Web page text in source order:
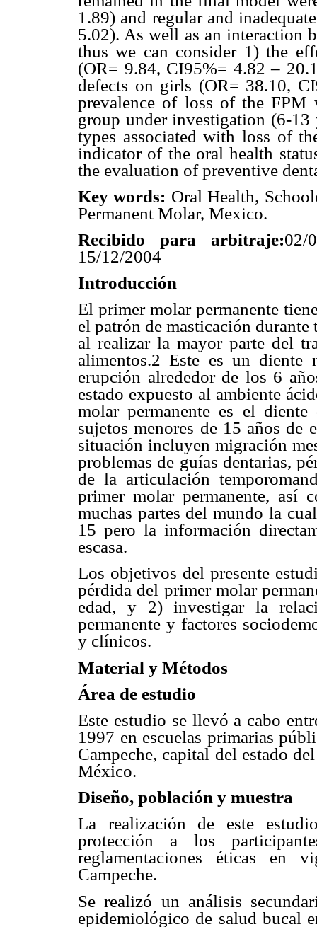
1.89) and regular and
5.02). As well as an interaction
thus we can consider 1) the
(OR= 9.84, CI95%= 4.82 –
defects on girls (OR= 38.10,
prevalence of loss of the FPM
group under investigation (6-
types associated with loss of
indicator of the oral health
the evaluation of preventive
Key words: Oral Health,
Permanent Molar, Mexico.
Recibido para arbitraje:02/
15/12/2004
Introducción
El primer molar permanente
el patrón de masticación
al realizar la mayor parte del
alimentos.2 Este es un diente
erupción alrededor de los 6
estado expuesto al ambiente
molar permanente es el
sujetos menores de 15 años de
situación incluyen migración
problemas de guías dentarias,
de la articulación
primer molar permanente, así
muchas partes del mundo la
15 pero la información
escasa.
Los objetivos del presente
pérdida del primer molar
edad, y 2) investigar la
permanente y factores
y clínicos.
Material y Métodos
Área de estudio
Este estudio se llevó a cabo
1997 en escuelas primarias
Campeche, capital del estado
México.
Diseño, población y muestra
La realización de este
protección a los
reglamentaciones éticas en
Campeche.
Se realizó un análisis
epidemiológico de salud bucal